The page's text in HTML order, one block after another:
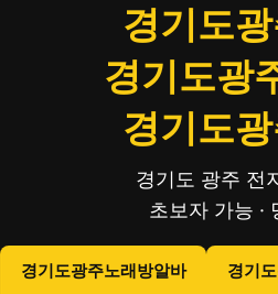
경기도
경기도광
경기도
경기도 광주 전
초보자 가능 ·
경기도광주노래방알바
경기